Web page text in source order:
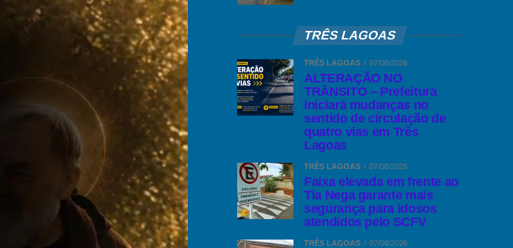
TRÊS LAGOAS
TRÊS LAGOAS 07/08/2026
ALTERAÇÃO NO
TRÂNSITO – Prefeitura
iniciará mudanças no
sentido de circulação de
quatro vias em Três
Lagoas
TRÊS LAGOAS 07/08/2026
Faixa elevada em frente ao
Tia Nega garante mais
segurança para idosos
atendidos pelo SCFV
TRÊS LAGOAS 07/08/2026